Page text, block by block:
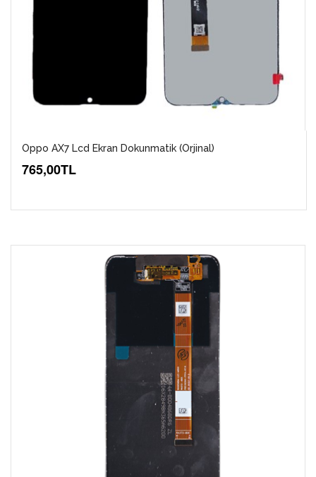
Oppo AX7 Lcd Ekran Dokunmatik (Orjinal)
765,00TL